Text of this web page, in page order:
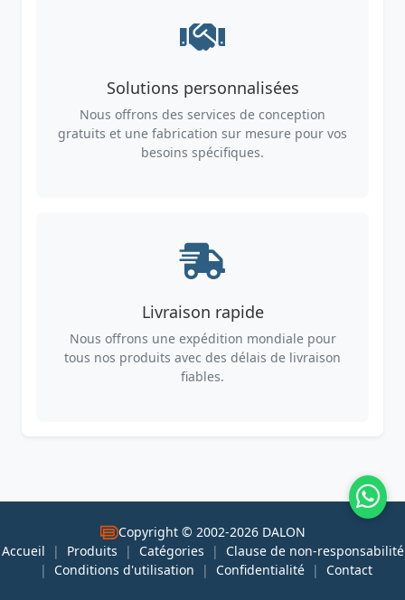
Solutions personnalisées
Nous offrons des services de conception
gratuits et une fabrication sur mesure pour vos
besoins spécifiques.
Livraison rapide
Nous offrons une expédition mondiale pour
tous nos produits avec des délais de livraison
fiables.
Copyright © 2002-2026 DALON
Accueil
| Produits | Catégories |
Clause de non-responsabilité
|
Conditions d'utilisation | Confidentialité | Contact